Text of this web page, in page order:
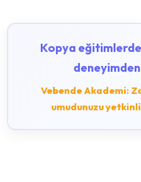
Kopya
Vebende Akademi:
umudunuzu